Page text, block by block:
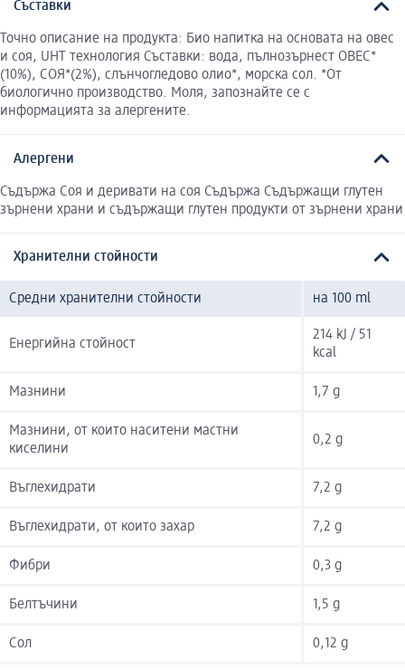
Съставки
Точно описание на продукта: Био напитка на основата на овес
и соя, UHT технология Съставки: вода, пълнозърнест ОВЕС*
(10%), СОЯ*(2%), слънчогледово олио*, морска сол. *Oт
биологично производство. Моля, запознайте се с
информацията за алергените.
Алергени
Съдържа Соя и деривати на соя Съдържа Съдържащи глутен
зърнени храни и съдържащи глутен продукти от зърнени храни
Хранителни стойности
Средни хранителни стойности на 100 ml
Енергийна стойност
214 kJ / 51
kcal
Мазнини 1,7 g
Мазнини, от които наситени мастни
киселини
0,2 g
Въглехидрати 7,2 g
Въглехидрати, от които захар 7,2 g
Фибри 0,3 g
Белтъчини 1,5 g
Сол 0,12 g